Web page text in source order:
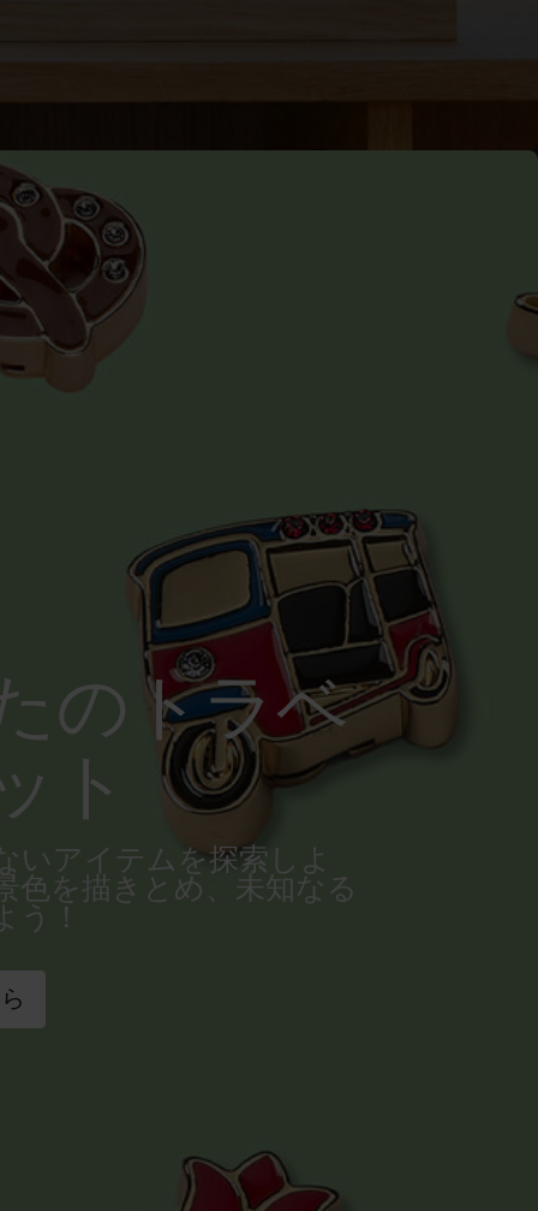
のトラベ
ト
いアイテムを探索しよ
色を描きとめ、未知なる
う！